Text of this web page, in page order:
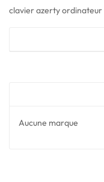
clavier azerty ordinateur
Aucune marque